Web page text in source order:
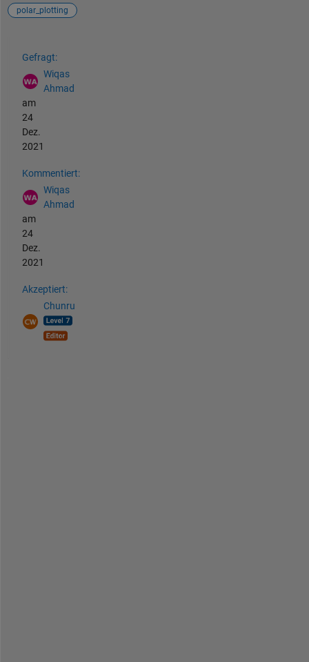
polar_plotting
Gefragt:
Wiqas
Ahmad
am
24
Dez.
2021
Kommentiert:
Wiqas
Ahmad
am
24
Dez.
2021
Akzeptiert:
Chunru